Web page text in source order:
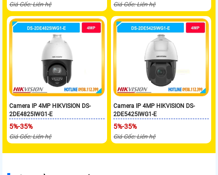
Giá Gốc: Liên hệ Giá Gốc: Liên hệ
Camera IP 4MP HIKVISION DS-
2DE4825IWG1-E
5%-35%
Giá Gốc: Liên hệ
Camera IP 4MP HIKVISION DS-
2DE5425IWG1-E
5%-35%
Giá Gốc: Liên hệ